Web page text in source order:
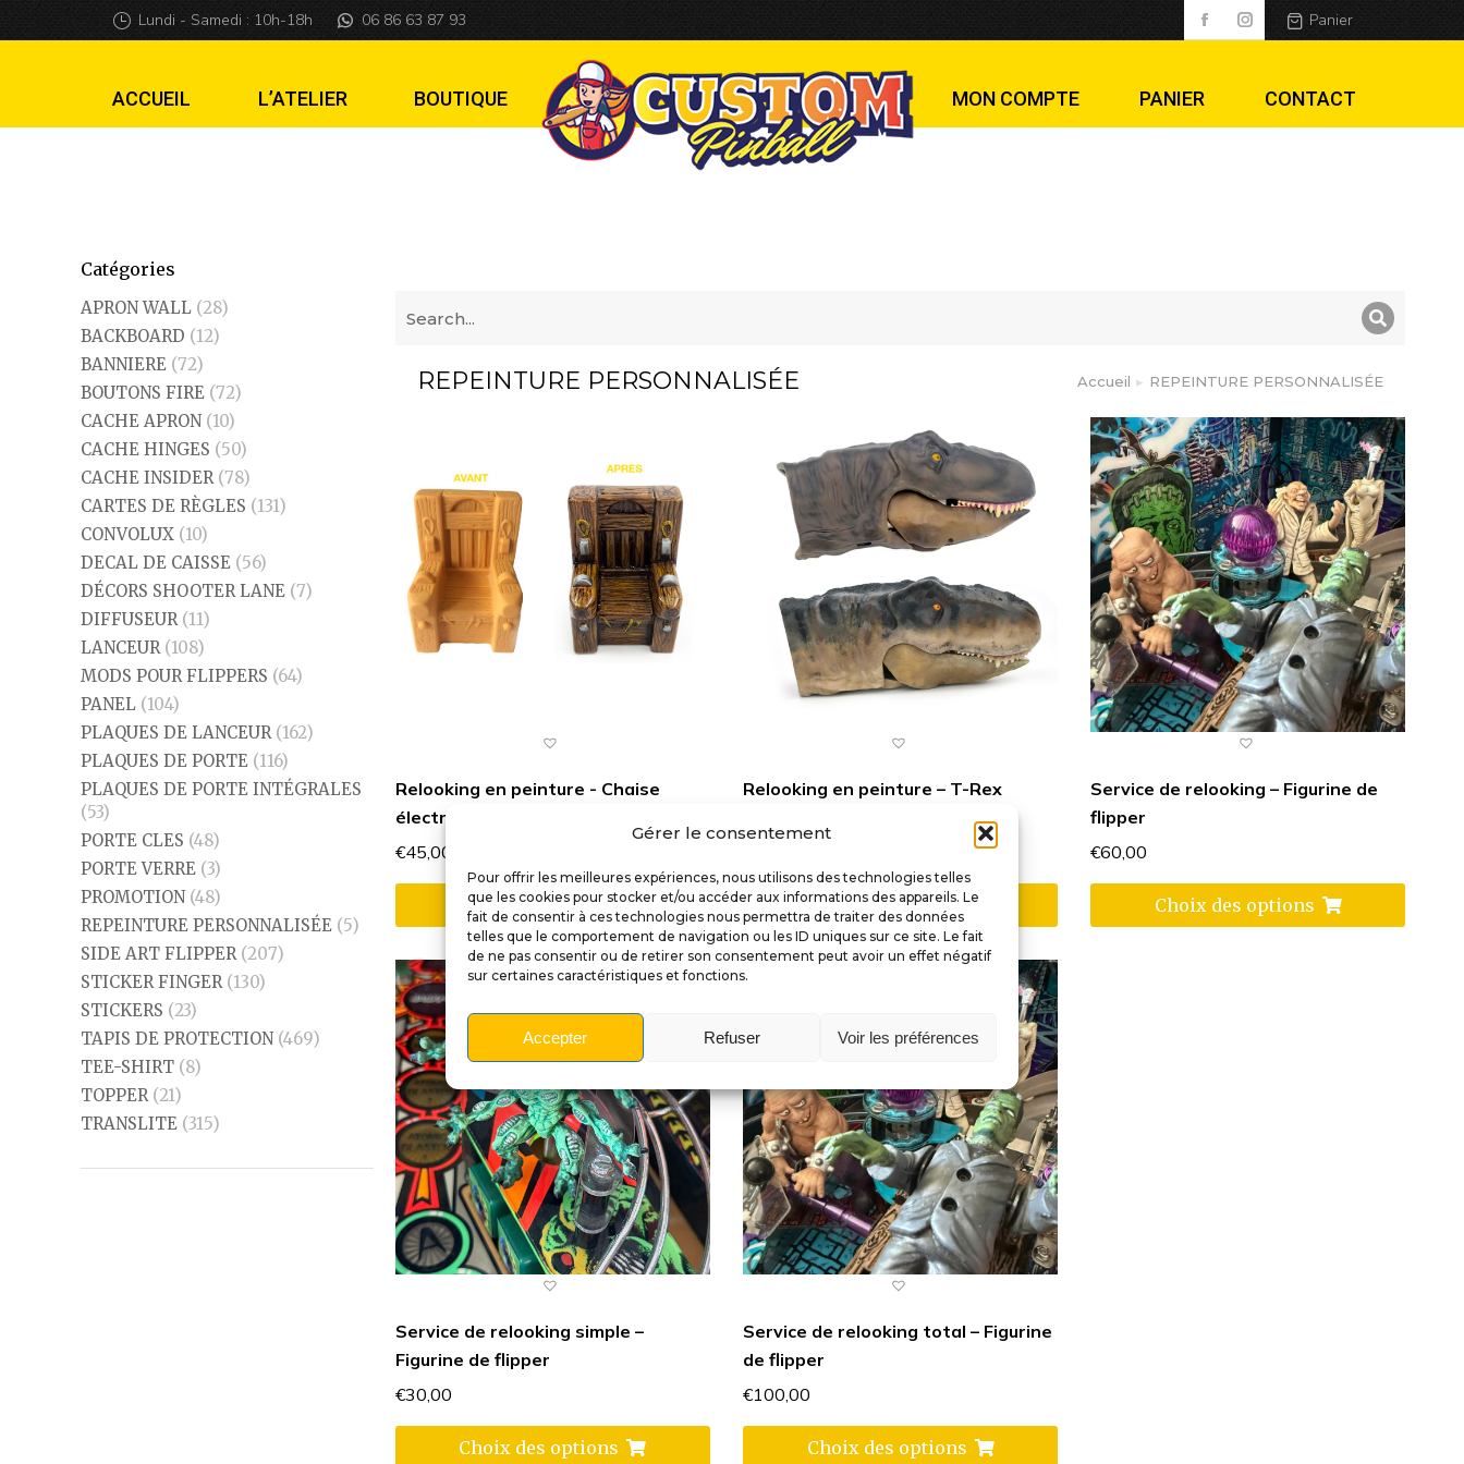
Gérer le consentement
Pour offrir les meilleures expériences, nous utilisons des technologies telles
que les cookies pour stocker et/ou accéder aux informations des appareils. Le
fait de consentir à ces technologies nous permettra de traiter des données
telles que le comportement de navigation ou les ID uniques sur ce site. Le fait
de ne pas consentir ou de retirer son consentement peut avoir un effet négatif
sur certaines caractéristiques et fonctions.
Accepter Refuser Voir les préférences
Lundi - Samedi : 10h-18h 06 86 63 87 93 Panier
ACCUEIL L’ATELIER BOUTIQUE MON COMPTE PANIER CONTACT
Catégories
APRON WALL (28)
BACKBOARD (12)
BANNIERE (72)
BOUTONS FIRE (72)
CACHE APRON (10)
CACHE HINGES (50)
CACHE INSIDER (78)
CARTES DE RÈGLES (131)
CONVOLUX (10)
DECAL DE CAISSE (56)
DÉCORS SHOOTER LANE (7)
DIFFUSEUR (11)
LANCEUR (108)
MODS POUR FLIPPERS (64)
PANEL (104)
PLAQUES DE LANCEUR (162)
PLAQUES DE PORTE (116)
PLAQUES DE PORTE INTÉGRALES
(53)
PORTE CLES (48)
PORTE VERRE (3)
PROMOTION (48)
REPEINTURE PERSONNALISÉE (5)
SIDE ART FLIPPER (207)
STICKER FINGER (130)
STICKERS (23)
TAPIS DE PROTECTION (469)
TEE-SHIRT (8)
TOPPER (21)
TRANSLITE (315)
REPEINTURE PERSONNALISÉE Accueil REPEINTURE PERSONNALISÉE
Relooking en peinture - Chaise
électrique - Addams
€45,00
Ajouter au panier
Relooking en peinture – T-Rex
Ajouter au panier
Service de relooking – Figurine de
flipper
€60,00
Choix des options
Service de relooking simple –
Figurine de flipper
€30,00
Choix des options
Service de relooking total – Figurine
de flipper
€100,00
Choix des options